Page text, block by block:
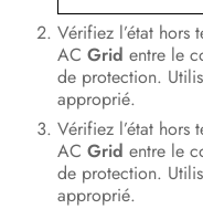
Vérifiez l’état hors
ACGrid entre le
de protection.
approprié.
Vérifiez l’état hors
ACGrid entre le
de protection.
approprié.
Contact